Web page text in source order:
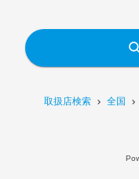
取扱店検索 全国